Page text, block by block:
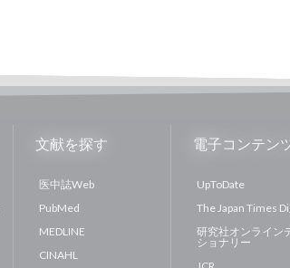
文献を探す
医中誌Web
PubMed
MEDLINE
CINAHL
電子コンテン
UpToDate
The Japan Times
研究社オンライン
ショナリー